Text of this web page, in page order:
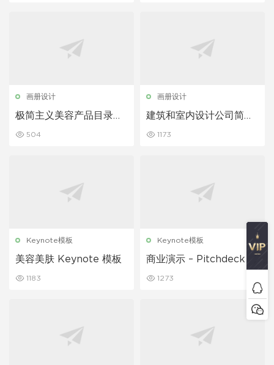
画册设计
极简主义美容产品目录手
504
画册设计
建筑和室内设计公司简介
1173
Keynote模板
美容美肤 Keynote 模板
1183
Keynote模板
商业演示 – Pitchdeck 的
1273